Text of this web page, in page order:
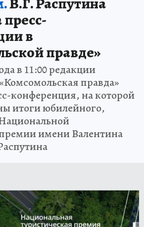
в
правде»
в 11:00 редакции
правда»
конференция, на которой
итоги юбилейного,
имени Валентина